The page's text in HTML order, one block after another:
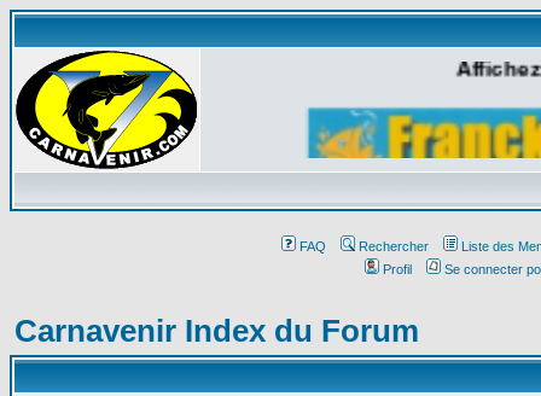
FAQ Rechercher
Liste des
Profil
Se connecter
Carnavenir Index du Forum